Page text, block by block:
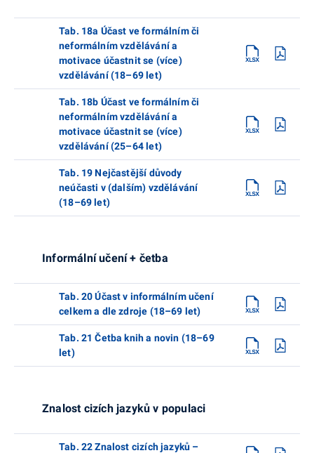
Tab. 18a Účast ve formálním či
neformálním vzdělávání a
motivace účastnit se (více)
vzdělávání (18–69 let)
Tab. 18b Účast ve formálním či
neformálním vzdělávání a
motivace účastnit se (více)
vzdělávání (25–64 let)
Tab. 19 Nejčastější důvody
neúčasti v (dalším) vzdělávání
(18–69 let)
Informální učení + četba
Tab. 20 Účast v informálním učení
celkem a dle zdroje (18–69 let)
Tab. 21 Četba knih a novin (18–69
let)
Znalost cizích jazyků v populaci
Tab. 22 Znalost cizích jazyků –